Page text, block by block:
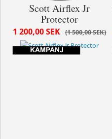
Scott Airflex Jr
Protector
1 500,00 SEK
1 200,00 SEK